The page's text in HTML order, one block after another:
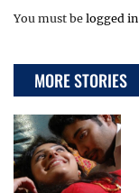
You must be logged in
MORE STORIES